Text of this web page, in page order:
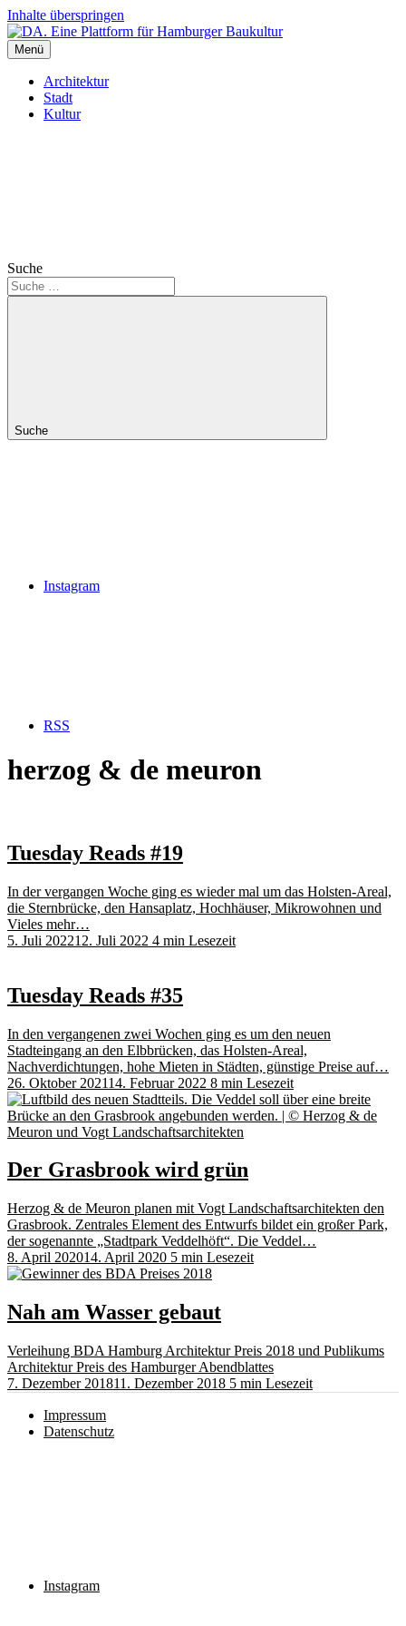
Inhalte überspringen
DA. Eine Plattform für Hamburger Baukultur
Menü
Architektur
Stadt
Kultur
Suche
Suche
Instagram
RSS
herzog & de meuron
Tuesday Reads #19
In der vergangen Woche ging es wieder mal um das Holsten-Areal,
die Sternbrücke, den Hansaplatz, Hochhäuser, Mikrowohnen und
Vieles mehr…
5. Juli 202212. Juli 2022 4 min Lesezeit
Tuesday Reads #35
In den vergangenen zwei Wochen ging es um den neuen
Stadteingang an den Elbbrücken, das Holsten-Areal,
Nachverdichtungen, hohe Mieten in Städten, günstige Preise auf…
26. Oktober 202114. Februar 2022 8 min Lesezeit
Der Grasbrook wird grün
Herzog & de Meuron planen mit Vogt Landschaftsarchitekten den
Grasbrook. Zentrales Element des Entwurfs bildet ein großer Park,
der sogenannte „Stadtpark Veddelhöft“. Die Veddel…
8. April 202014. April 2020 5 min Lesezeit
Nah am Wasser gebaut
Verleihung BDA Hamburg Architektur Preis 2018 und Publikums
Architektur Preis des Hamburger Abendblattes
7. Dezember 201811. Dezember 2018 5 min Lesezeit
Impressum
Datenschutz
Instagram